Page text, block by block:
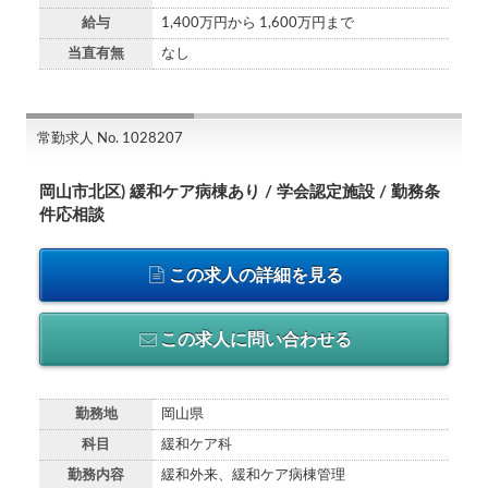
給与 1,400万円から 1,600万円まで
当直有無 なし
常勤求人 No. 1028207
岡山市北区) 緩和ケア病棟あり / 学会認定施設 / 勤務条
件応相談
この求人の詳細を見る
この求人に問い合わせる
勤務地 岡山県
科目 緩和ケア科
勤務内容 緩和外来、緩和ケア病棟管理